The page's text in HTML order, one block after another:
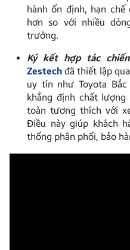
hành ổn định, hạn
hơn so với nhiều
trường.
Ký kết hợp tác
Zestech đã thiết lập
uy tín như Toyota Bắc
khẳng định chất lượng
toàn tương thích với
Điều này giúp khách
thống phân phối, bảo